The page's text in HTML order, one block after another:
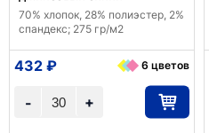
70% хлопок, 28% полиэстер, 2%
спандекс; 275 гр/м2
+
-
432 ₽ 6 цветов